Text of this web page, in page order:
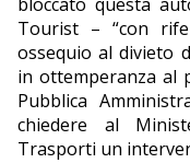
Tourist – “con
ossequio al divieto
in ottemperanza al
Pubblica
chiedere al
Trasporti un